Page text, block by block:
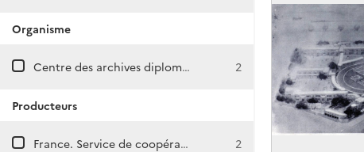
Organisme
Centre des archives diplomatiques de Nantes 2
Producteurs
France. Service de coopération et d'action culturelle au Caire (Égypte) 2